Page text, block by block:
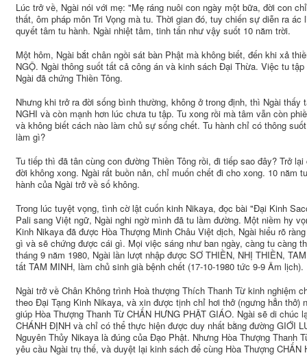
Lúc trở về, Ngài nói với mẹ: "Mẹ ráng nuôi con ngày một bữa, đời con
thất, ôm pháp môn Tri Vọng mà tu. Thời gian đó, tuy chiến sự diễn ra
quyết tâm tu hành. Ngài nhiệt tâm, tinh tấn như vậy suốt 10 năm trời.
Một hôm, Ngài bắt chân ngồi sát bàn Phật mà không biết, đến khi xả
NGỘ. Ngài thông suốt tất cả công án và kinh sách Đại Thừa. Việc tu
Ngài đã chứng Thiền Tông.
Nhưng khi trở ra đời sống bình thường, không ở trong định, thì Ngài
NGHI và còn mạnh hơn lúc chưa tu tập. Tu xong rồi mà tâm vẫn còn
và không biết cách nào làm chủ sự sống chết. Tu hành chỉ có thông
làm gì?
Tu tiếp thì đã tân cùng con đường Thiền Tông rồi, đi tiếp sao đây? Trở
đời không xong. Ngài rất buồn nản, chỉ muốn chết đi cho xong. 10 năm
hành của Ngài trở về số không.
Trong lúc tuyệt vọng, tình cờ lật cuốn kinh Nikaya, đọc bài "Đại Kinh
Pali sang Việt ngữ, Ngài nghi ngờ mình đã tu lầm đường. Một niềm hy
Kinh Nikaya đã được Hòa Thượng Minh Châu Việt dịch, Ngài hiểu rõ
gì và sẽ chứng được cái gì. Mọi việc sáng như ban ngày, càng tu càng
tháng 9 năm 1980, Ngài lần lượt nhập được SƠ THIỀN, NHỊ THIỀN,
tất TAM MINH, làm chủ sinh già bệnh chết (17-10-1980 tức 9-9 Âm lịch).
Ngài trở về Chân Không trình Hoà thượng Thích Thanh Từ kinh nghiệm
theo Đại Tạng Kinh Nikaya, và xin được tịnh chỉ hơi thở (ngưng hẳn thở)
giúp Hòa Thượng Thanh Từ CHẤN HƯNG PHẬT GIÁO. Ngài sẽ di
CHÁNH ĐỊNH và chỉ có thể thực hiện được duy nhất bằng đường GIỚI
Nguyên Thủy Nikaya là đúng của Đạo Phật. Nhưng Hòa Thượng Thanh
yêu cầu Ngài trụ thế, và duyệt lại kinh sách để cùng Hòa Thượng CHẤN